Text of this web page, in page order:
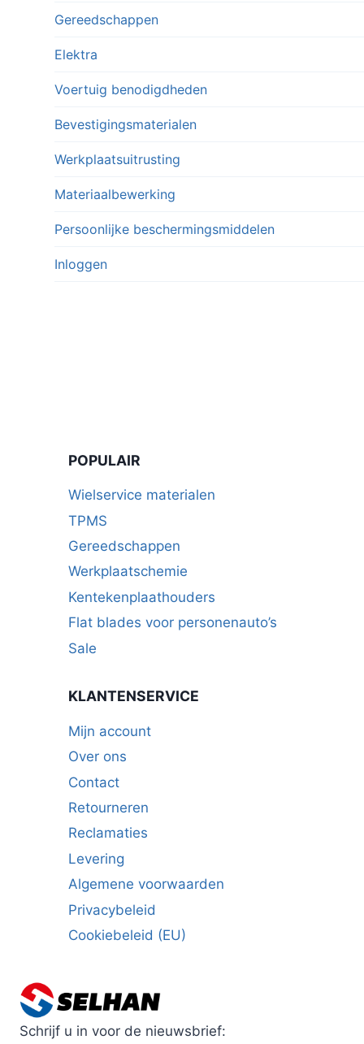
Gereedschappen
Elektra
Voertuig benodigdheden
Bevestigingsmaterialen
Werkplaatsuitrusting
Materiaalbewerking
Persoonlijke beschermingsmiddelen
Inloggen
POPULAIR
Wielservice materialen
TPMS
Gereedschappen
Werkplaatschemie
Kentekenplaathouders
Flat blades voor personenauto’s
Sale
KLANTENSERVICE
Mijn account
Over ons
Contact
Retourneren
Reclamaties
Levering
Algemene voorwaarden
Privacybeleid
Cookiebeleid (EU)
Schrijf u in voor de nieuwsbrief: